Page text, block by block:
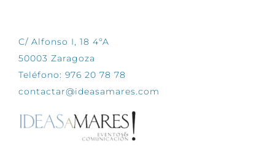
C/ Alfonso I, 18 4ºA
50003 Zaragoza
Teléfono: 976 20 78 78
contactar@ideasamares.com